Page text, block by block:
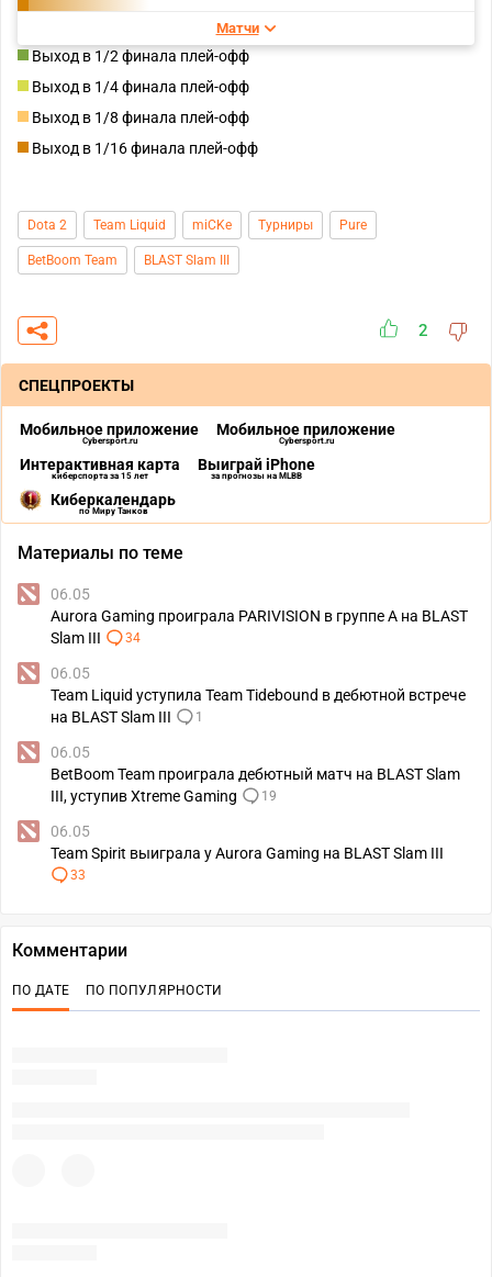
Матчи
Выход в 1/2 финала плей-офф
Выход в 1/4 финала плей-офф
Выход в 1/8 финала плей-офф
Выход в 1/16 финала плей-офф
Dota 2 Team Liquid miCKe Турниры Pure
BetBoom Team BLAST Slam III
2
СПЕЦПРОЕКТЫ
Мобильное приложение
Cybersport.ru
Мобильное приложение
Cybersport.ru
Интерактивная карта
киберспорта за 15 лет
Выиграй iPhone
за прогнозы на MLBB
Киберкалендарь
по Миру Танков
Материалы по теме
06.05
Aurora Gaming проиграла PARIVISION в группе А на BLAST
Slam III
34
06.05
Team Liquid уступила Team Tidebound в дебютной встрече
на BLAST Slam III
1
06.05
BetBoom Team проиграла дебютный матч на BLAST Slam
III, уступив Xtreme Gaming
19
06.05
Team Spirit выиграла у Aurora Gaming на BLAST Slam III
33
Комментарии
ПО ДАТЕ ПО ПОПУЛЯРНОСТИ